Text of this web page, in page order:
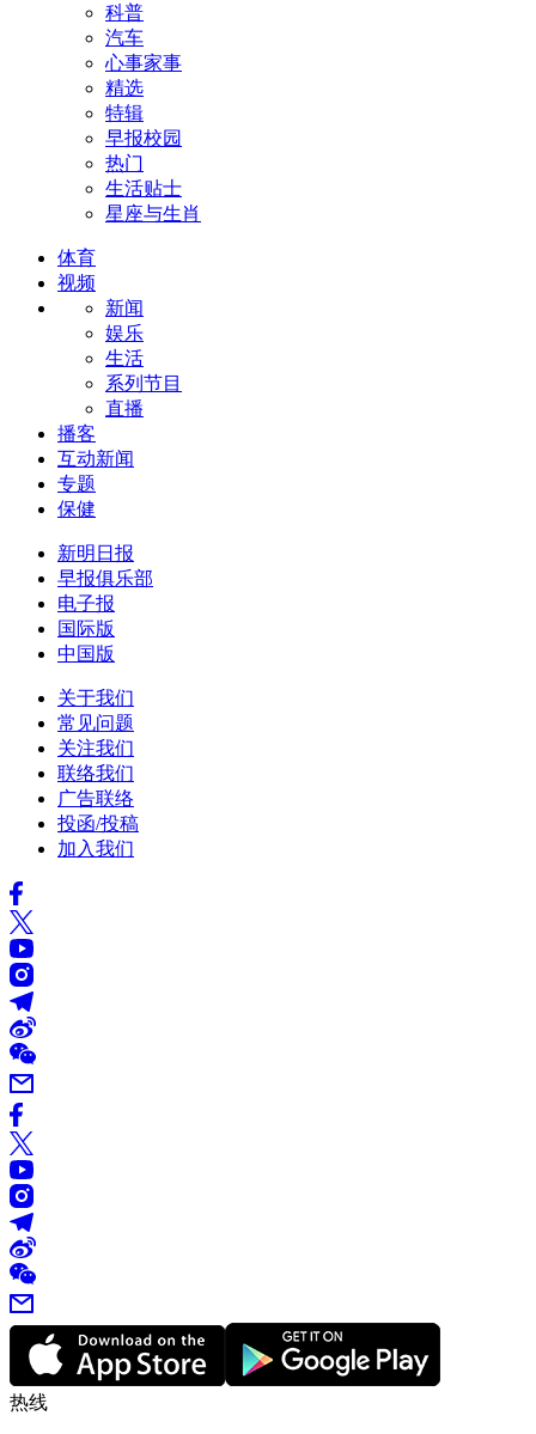
科普
汽车
心事家事
精选
特辑
早报校园
热门
生活贴士
星座与生肖
体育
视频
新闻
娱乐
生活
系列节目
直播
播客
互动新闻
专题
保健
新明日报
早报俱乐部
电子报
国际版
中国版
关于我们
常见问题
关注我们
联络我们
广告联络
投函/投稿
加入我们
热线